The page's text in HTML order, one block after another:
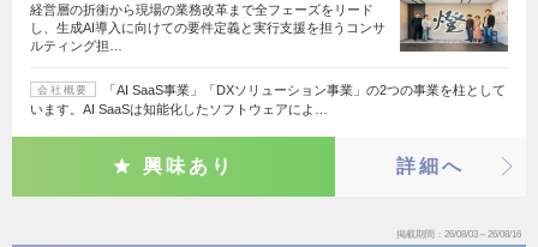
経営層の折衝から現場の業務改革まで全フェーズをリード
し、生成AI導入に向けての要件定義と実行支援を担うコンサ
ルティング担…
会社概要
「AI SaaS事業」「DXソリューション事業」の2つの事業を柱として
います。AI SaaSは知能化したソフトウェアによ…
興味あり 詳細へ
掲載期間 26/08/03～26/08/16